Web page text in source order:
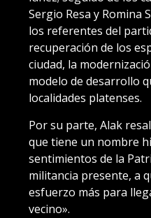
Sergio Resa y Romina
los referentes del
recuperación de los
ciudad, la
modelo de desarrollo
localidades platenses.
Por su parte, Alak
que tiene un nombre
sentimientos de la
militancia presente, a
esfuerzo más para
vecino».